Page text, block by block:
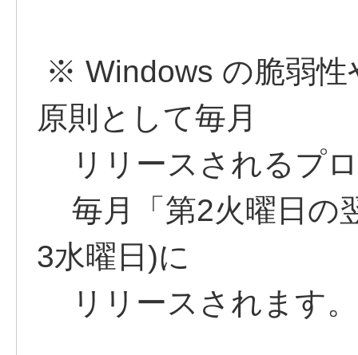
※ Windows の脆弱性
原則として毎月
リリースされるプ
毎月「第2火曜日の
3水曜日)に
リリースされます。